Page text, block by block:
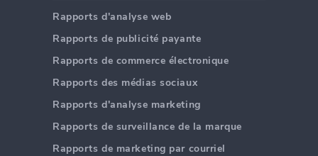
Rapports d'analyse web
Rapports de publicité payante
Rapports de commerce électronique
Rapports des médias sociaux
Rapports d'analyse marketing
Rapports de surveillance de la marque
Rapports de marketing par courriel